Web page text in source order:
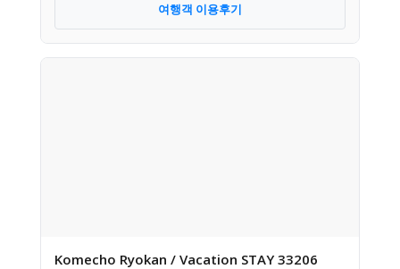
여행객 이용후기
Komecho Ryokan / Vacation STAY 33206